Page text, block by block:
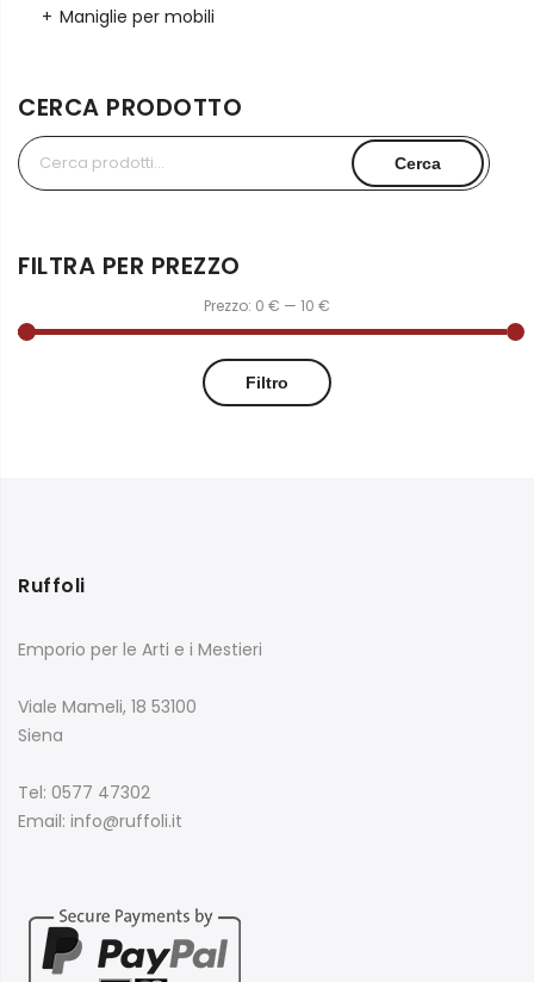
Maniglie per mobili
CERCA PRODOTTO
Cerca:Cerca
FILTRA PER PREZZO
Filtro
Prezzo: 0 € — 10 €
Ruffoli
Emporio per le Arti e i Mestieri
Viale Mameli, 18 53100
Siena
Tel: 0577 47302
Email: info@ruffoli.it